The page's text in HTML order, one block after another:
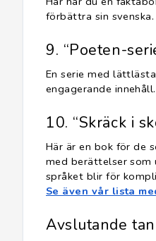
förbättra sin
9. “Poeten-
En serie med
engagerande
10. “Skräck i
Här är en bok för de
med berättelser som
språket blir för
Se även vår lista
Avslutande